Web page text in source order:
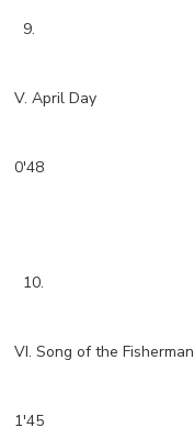
9.
V. April Day
0'48
10.
VI. Song of the Fisherman
1'45